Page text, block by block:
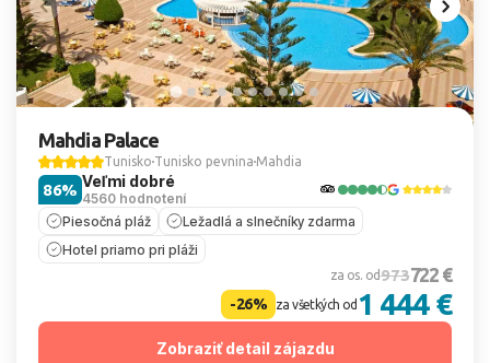
Mahdia Palace
Tunisko Tunisko pevnina Mahdia
Veľmi dobré
4560 hodnotení
86%
Piesočná pláž
Ležadlá a slnečníky zdarma
Hotel priamo pri pláži
za os. od973722 €
-26% za všetkých od 1 444 €
Zobraziť detail zájazdu